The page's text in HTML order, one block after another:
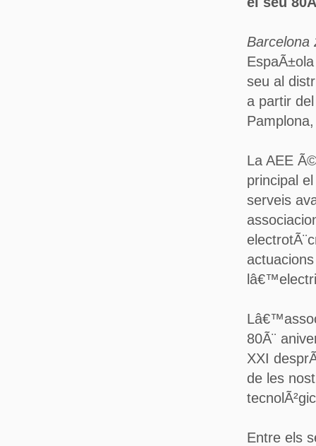
Barcelona
seu al
a partir
La AEE
principal
serveis
80Ã¨
XXI
de les
Entre els